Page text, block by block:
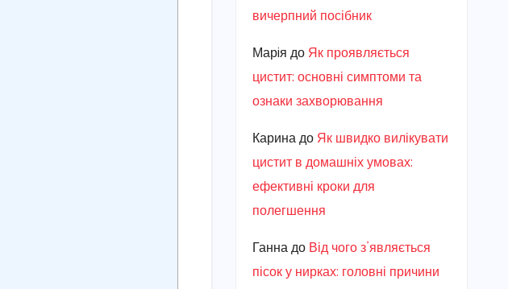
вичерпний посібник
Марiя до Як проявляється
цистит: основні симптоми та
ознаки захворювання
Каринадо Як швидко вилікувати
цистит в домашніх умовах:
ефективні кроки для
полегшення
Ганнадо Від чого з’являється
пісок у нирках: головні причини